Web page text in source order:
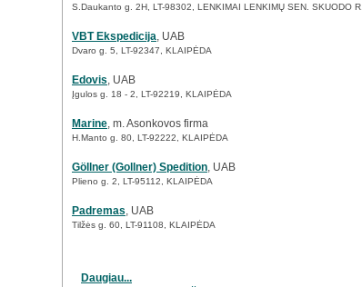
S.Daukanto g. 2H, LT-98302, LENKIMAI LENKIMŲ SEN. SKUODO R.
VBT Ekspedicija, UAB
Dvaro g. 5, LT-92347, KLAIPĖDA
Edovis, UAB
Įgulos g. 18 - 2, LT-92219, KLAIPĖDA
Marine, m. Asonkovos firma
H.Manto g. 80, LT-92222, KLAIPĖDA
Göllner (Gollner) Spedition, UAB
Plieno g. 2, LT-95112, KLAIPĖDA
Padremas, UAB
Tilžės g. 60, LT-91108, KLAIPĖDA
Daugiau...